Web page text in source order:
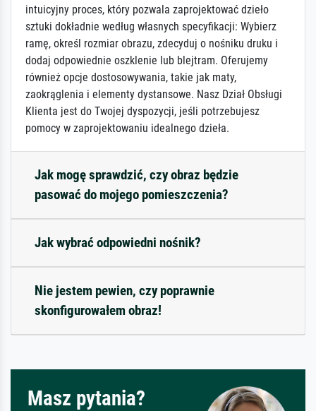
intuicyjny proces, który pozwala zaprojektować dzieło
sztuki dokładnie według własnych specyfikacji: Wybierz
ramę, określ rozmiar obrazu, zdecyduj o nośniku druku i
dodaj odpowiednie oszklenie lub blejtram. Oferujemy
również opcje dostosowywania, takie jak maty,
zaokrąglenia i elementy dystansowe. Nasz Dział Obsługi
Klienta jest do Twojej dyspozycji, jeśli potrzebujesz
pomocy w zaprojektowaniu idealnego dzieła.
Jak mogę sprawdzić, czy obraz będzie
pasować do mojego pomieszczenia?
Jak wybrać odpowiedni nośnik?
Nie jestem pewien, czy poprawnie
skonfigurowałem obraz!
Masz pytania?